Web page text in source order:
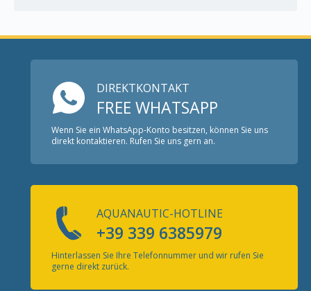
DIREKTKONTAKT
FREE WHATSAPP
Wenn Sie ein WhatsApp-Konto besitzen, können Sie uns
direkt kontaktieren. Rufen Sie uns gern an.
AQUANAUTIC-HOTLINE
+39 339 6385979
Hinterlassen Sie Ihre Telefonnummer und wir rufen Sie
gerne direkt zurück.